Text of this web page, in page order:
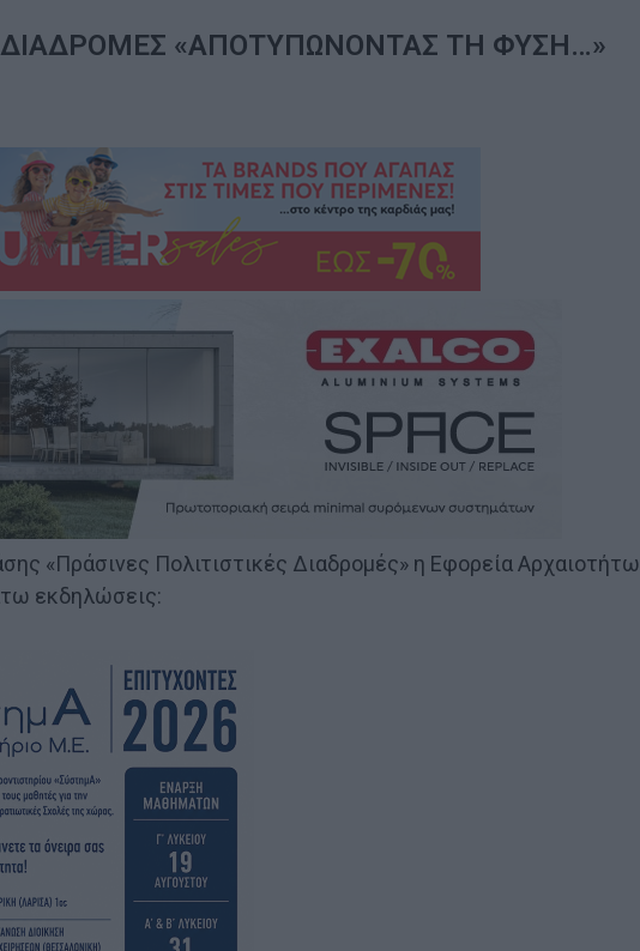
ΔΙΑΔΡΟΜΕΣ «ΑΠΟΤΥΠΩΝΟΝΤΑΣ ΤΗ ΦΥΣΗ…»
«Πράσινες Πολιτιστικές Διαδρομές» η Εφορεία
εκδηλώσεις: